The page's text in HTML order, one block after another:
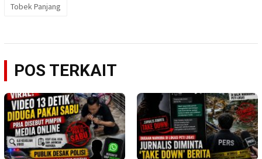
Tobek Panjang
POS TERKAIT